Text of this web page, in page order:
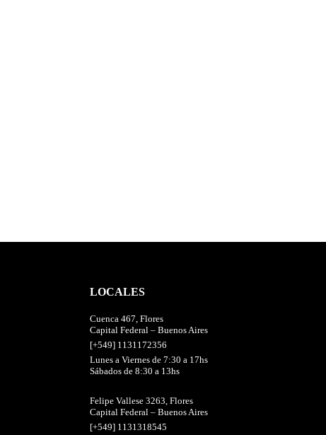
LOCALES
Cuenca 467, Flores
Capital Federal – Buenos Aires
[+549] 1131172356
Lunes a Viernes de 7:30 a 17hs
Sábados de 8:30 a 13hs
Felipe Vallese 3263, Flores
Capital Federal – Buenos Aires
[+549] 1131318545